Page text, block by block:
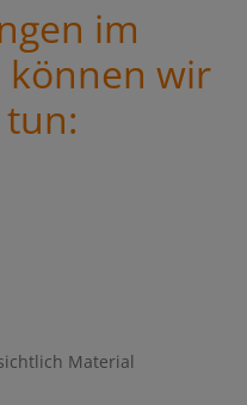
im
können wir
Material